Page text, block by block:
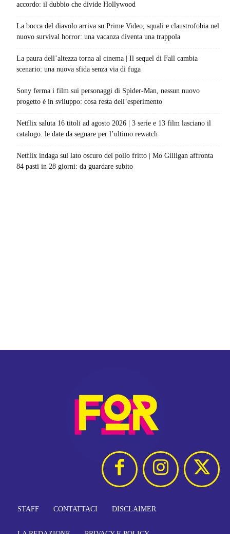
accordo: il dubbio che divide Hollywood
La bocca del diavolo arriva su Prime Video, squali e claustrofobia nel
nuovo survival horror: una vacanza diventa una trappola
La paura dell’altezza torna al cinema | Il sequel di Fall cambia
scenario: una nuova sfida senza via di fuga
Sony ferma i film sui personaggi di Spider-Man, nessun nuovo
progetto è in sviluppo: cosa resta dell’esperimento
Netflix saluta 16 titoli ad agosto 2026 | 3 serie e 13 film lasciano il
catalogo: le date da segnare per l’ultimo rewatch
Netflix indaga sul lato oscuro del pollo fritto | Mo Gilligan affronta
84 pasti in 28 giorni: da guardare subito
STAFF CONTATTACI DISCLAIMER